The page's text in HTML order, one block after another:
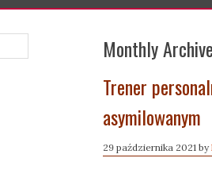
Monthly
Trener
asymilowanym
29 października 2021 by